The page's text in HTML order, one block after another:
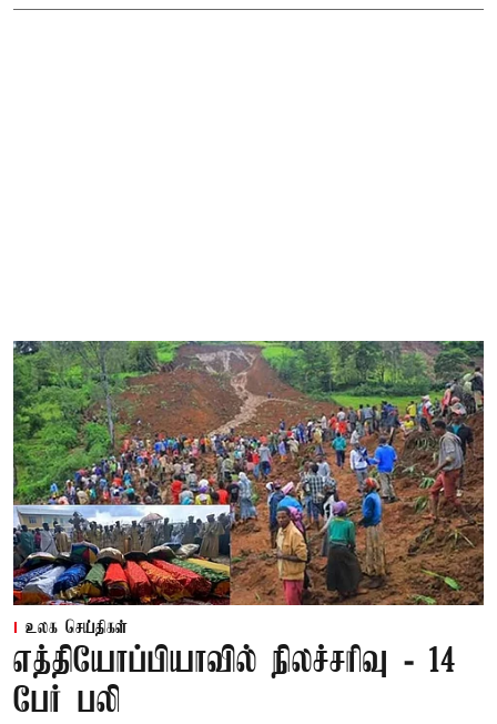
உலக செய்திகள்
எத்தியோப்பியாவில் நிலச்சரிவு - 14
பேர் பலி